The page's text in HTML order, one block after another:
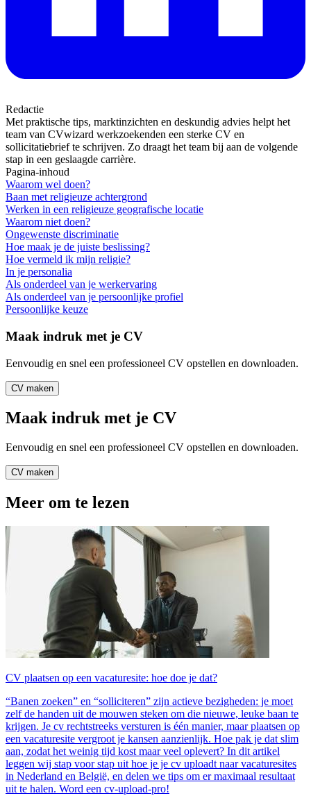
Redactie
Met praktische tips, marktinzichten en deskundig advies helpt het
team van CVwizard werkzoekenden een sterke CV en
sollicitatiebrief te schrijven. Zo draagt het team bij aan de volgende
stap in een geslaagde carrière.
Pagina-inhoud
Waarom wel doen?
Baan met religieuze achtergrond
Werken in een religieuze geografische locatie
Waarom niet doen?
Ongewenste discriminatie
Hoe maak je de juiste beslissing?
Hoe vermeld ik mijn religie?
In je personalia
Als onderdeel van je werkervaring
Als onderdeel van je persoonlijke profiel
Persoonlijke keuze
Maak indruk met je CV
Eenvoudig en snel een professioneel CV opstellen en downloaden.
CV maken
Maak indruk met je CV
Eenvoudig en snel een professioneel CV opstellen en downloaden.
CV maken
Meer om te lezen
CV plaatsen op een vacaturesite: hoe doe je dat?
“Banen zoeken” en “solliciteren” zijn actieve bezigheden: je moet
zelf de handen uit de mouwen steken om die nieuwe, leuke baan te
krijgen. Je cv rechtstreeks versturen is één manier, maar plaatsen op
een vacaturesite vergroot je kansen aanzienlijk. Hoe pak je dat slim
aan, zodat het weinig tijd kost maar veel oplevert? In dit artikel
leggen wij stap voor stap uit hoe je je cv uploadt naar vacaturesites
in Nederland en België, en delen we tips om er maximaal resultaat
uit te halen. Word een cv-upload-pro!